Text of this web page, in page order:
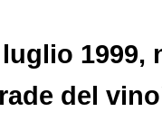
1999,
del